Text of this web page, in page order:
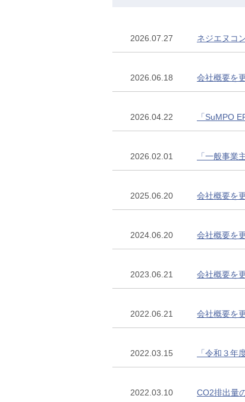
2026.07.27 ネジエヌコ
2026.06.18 会社概要を
2026.04.22 「SuMPO
2026.02.01 「一般事業
2025.06.20 会社概要を
2024.06.20 会社概要を
2023.06.21 会社概要を
2022.06.21 会社概要を
2022.03.15 「令和３年
2022.03.10 CO2排出量